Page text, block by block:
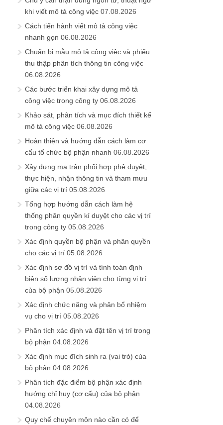
khi viết mô tả công việc 07.08.2026
Cách tiến hành viết mô tả công việc
nhanh gọn 06.08.2026
Chuẩn bị mẫu mô tả công việc và phiếu
thu thập phân tích thông tin công việc
06.08.2026
Các bước triển khai xây dựng mô tả
công việc trong công ty 06.08.2026
Khảo sát, phân tích và mục đích thiết kế
mô tả công việc 06.08.2026
Hoàn thiện và hướng dẫn cách làm cơ
cấu tổ chức bộ phận nhanh 06.08.2026
Xây dựng ma trận phối hợp phê duyệt,
thực hiện, nhận thông tin và tham mưu
giữa các vị trí 05.08.2026
Tổng hợp hướng dẫn cách làm hệ
thống phân quyền kí duyệt cho các vị trí
trong công ty 05.08.2026
Xác định quyền bộ phận và phân quyền
cho các vị trí 05.08.2026
Xác định sơ đồ vị trí và tính toán định
biên số lượng nhân viên cho từng vị trí
của bộ phận 05.08.2026
Xác định chức năng và phân bổ nhiệm
vụ cho vị trí 05.08.2026
Phân tích xác định và đặt tên vị trí trong
bộ phận 04.08.2026
Xác định mục đích sinh ra (vai trò) của
bộ phận 04.08.2026
Phân tích đặc điểm bộ phận xác định
hướng chỉ huy (cơ cấu) của bộ phận
04.08.2026
Quy chế chuyên môn nào cần có để